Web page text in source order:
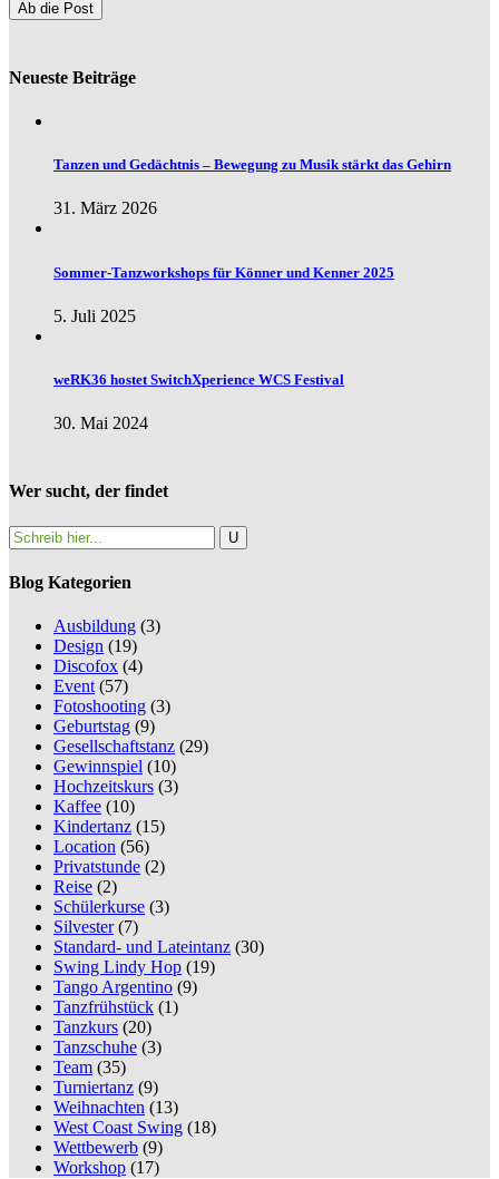
Neueste Beiträge
Tanzen und Gedächtnis – Bewegung zu Musik stärkt das Gehirn
31. März 2026
Sommer-Tanzworkshops für Könner und Kenner 2025
5. Juli 2025
weRK36 hostet SwitchXperience WCS Festival
30. Mai 2024
Wer sucht, der findet
Blog Kategorien
Ausbildung (3)
Design (19)
Discofox (4)
Event (57)
Fotoshooting (3)
Geburtstag (9)
Gesellschaftstanz (29)
Gewinnspiel (10)
Hochzeitskurs (3)
Kaffee (10)
Kindertanz (15)
Location (56)
Privatstunde (2)
Reise (2)
Schülerkurse (3)
Silvester(7)
Standard- und Lateintanz (30)
Swing Lindy Hop (19)
Tango Argentino (9)
Tanzfrühstück (1)
Tanzkurs (20)
Tanzschuhe (3)
Team (35)
Turniertanz (9)
Weihnachten (13)
West Coast Swing (18)
Wettbewerb (9)
Workshop (17)